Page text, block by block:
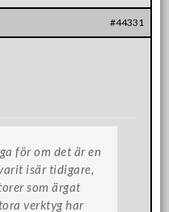
#44331
för om det är en
isär tidigare,
som ärgat
verktyg har